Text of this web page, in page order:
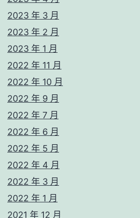
2023 年 3 月
2023 年 2 月
2023 年 1 月
2022 年 11 月
2022 年 10 月
2022 年 9 月
2022 年 7 月
2022 年 6 月
2022 年 5 月
2022 年 4 月
2022 年 3 月
2022 年 1 月
2021 年 12 月